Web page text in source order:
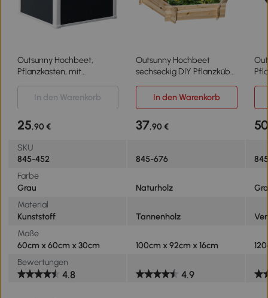
Outsunny Hochbeet,
Pflanzkasten, mit
vor Schädlingen,
Kunststoff, grau, 60 x 60 x
Outsunny Hochbeet
sechseckig DIY Pflanzkübel
Garten Balkon Natur 100 x
92 x 16 cm
In den Warenkorb In den Warenkorb
25,90 € 37,90 €
SKU
845-452
845-676
Farbe
Grau
Naturholz
Material
Kunststoff
Tannenholz
Maße
60cm x 60cm x 30cm
100cm x 92cm x 16cm
Bewertungen
4.8 4.9